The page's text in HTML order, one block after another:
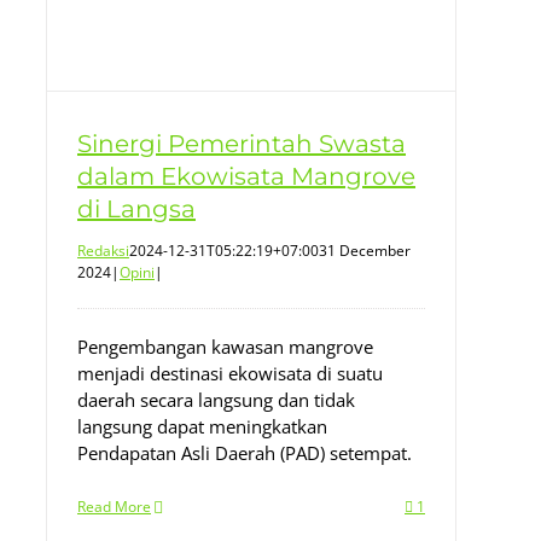
Sinergi Pemerintah Swasta
dalam Ekowisata Mangrove
di Langsa
Redaksi2024-12-31T05:22:19+07:0031 December
2024|Opini|
Pengembangan kawasan mangrove
menjadi destinasi ekowisata di suatu
daerah secara langsung dan tidak
langsung dapat meningkatkan
Pendapatan Asli Daerah (PAD) setempat.
Read More 1